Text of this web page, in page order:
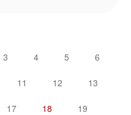
3 4 5 6
11 12 13
17 18 19